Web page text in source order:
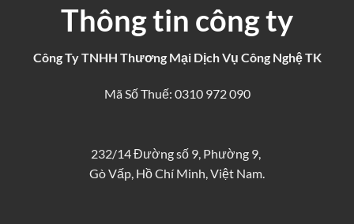
Thông tin công ty
Công Ty TNHH Thương Mại Dịch Vụ Công Nghệ TK
Mã Số Thuế: 0310 972 090
232/14 Đường số 9, Phường 9,
Gò Vấp, Hồ Chí Minh, Việt Nam.